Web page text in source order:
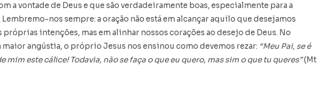
a vontade de Deus e que são verdadeiramente boas, especialmente para a
Lembremo-nos sempre: a oração não está em alcançar aquilo que desejamos
próprias intenções, mas em alinhar nossos corações ao desejo de Deus. No
maior angústia, o próprio Jesus nos ensinou como devemos rezar: “Meu Pai, se é
mim este cálice! Todavia, não se faça o que eu quero, mas sim o que tu queres”(Mt